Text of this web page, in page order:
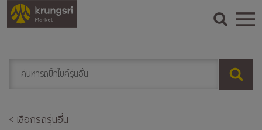
< เลือกรถรุ่นอื่น